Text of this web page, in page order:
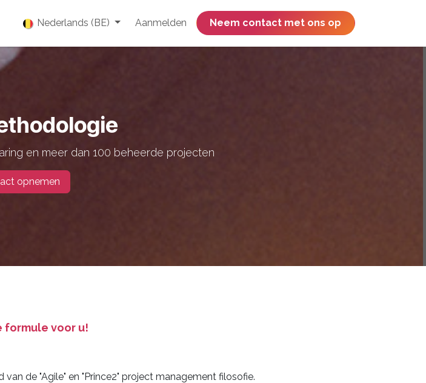
Blog Event
Nederlands (BE) Aanmelden ​​​​​​​​​​​​​​​​Neem contact met ons op
en meer dan 100 beheerde projecten
opnemen
formule voor u!
de "Agile" en "Prince2" project management filosofie.